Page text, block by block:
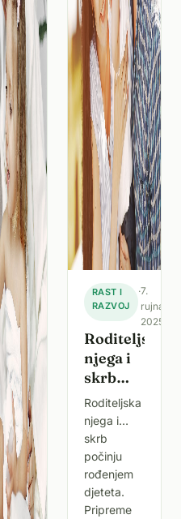
RAST I
RAZVOJ
·7.
rujna
2025.
Roditeljska
njega i
skrb
kao
ključni
temelji
za zdrav
razvoj
djeteta
Roditeljska
njega i
skrb
počinju
rođenjem
djeteta.
Pripreme